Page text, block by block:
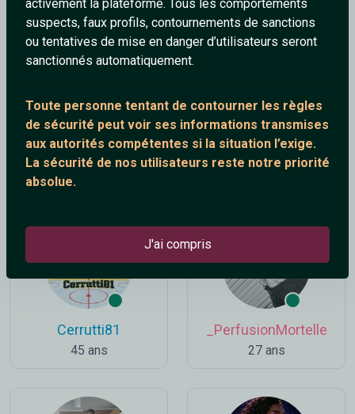
activement la plateforme. Tous les comportements
suspects, faux profils, contournements de sanctions
ou tentatives de mise en danger d’utilisateurs seront
sanctionnés automatiquement.
Toute personne tentant de contourner les règles
de sécurité peut voir ses informations transmises
aux autorités compétentes si la situation l’exige.
La sécurité de nos utilisateurs reste notre priorité
absolue.
J'ai compris
Rainbow Nozel
Cerrutti81
45 ans
_PerfusionMortelle
27 ans